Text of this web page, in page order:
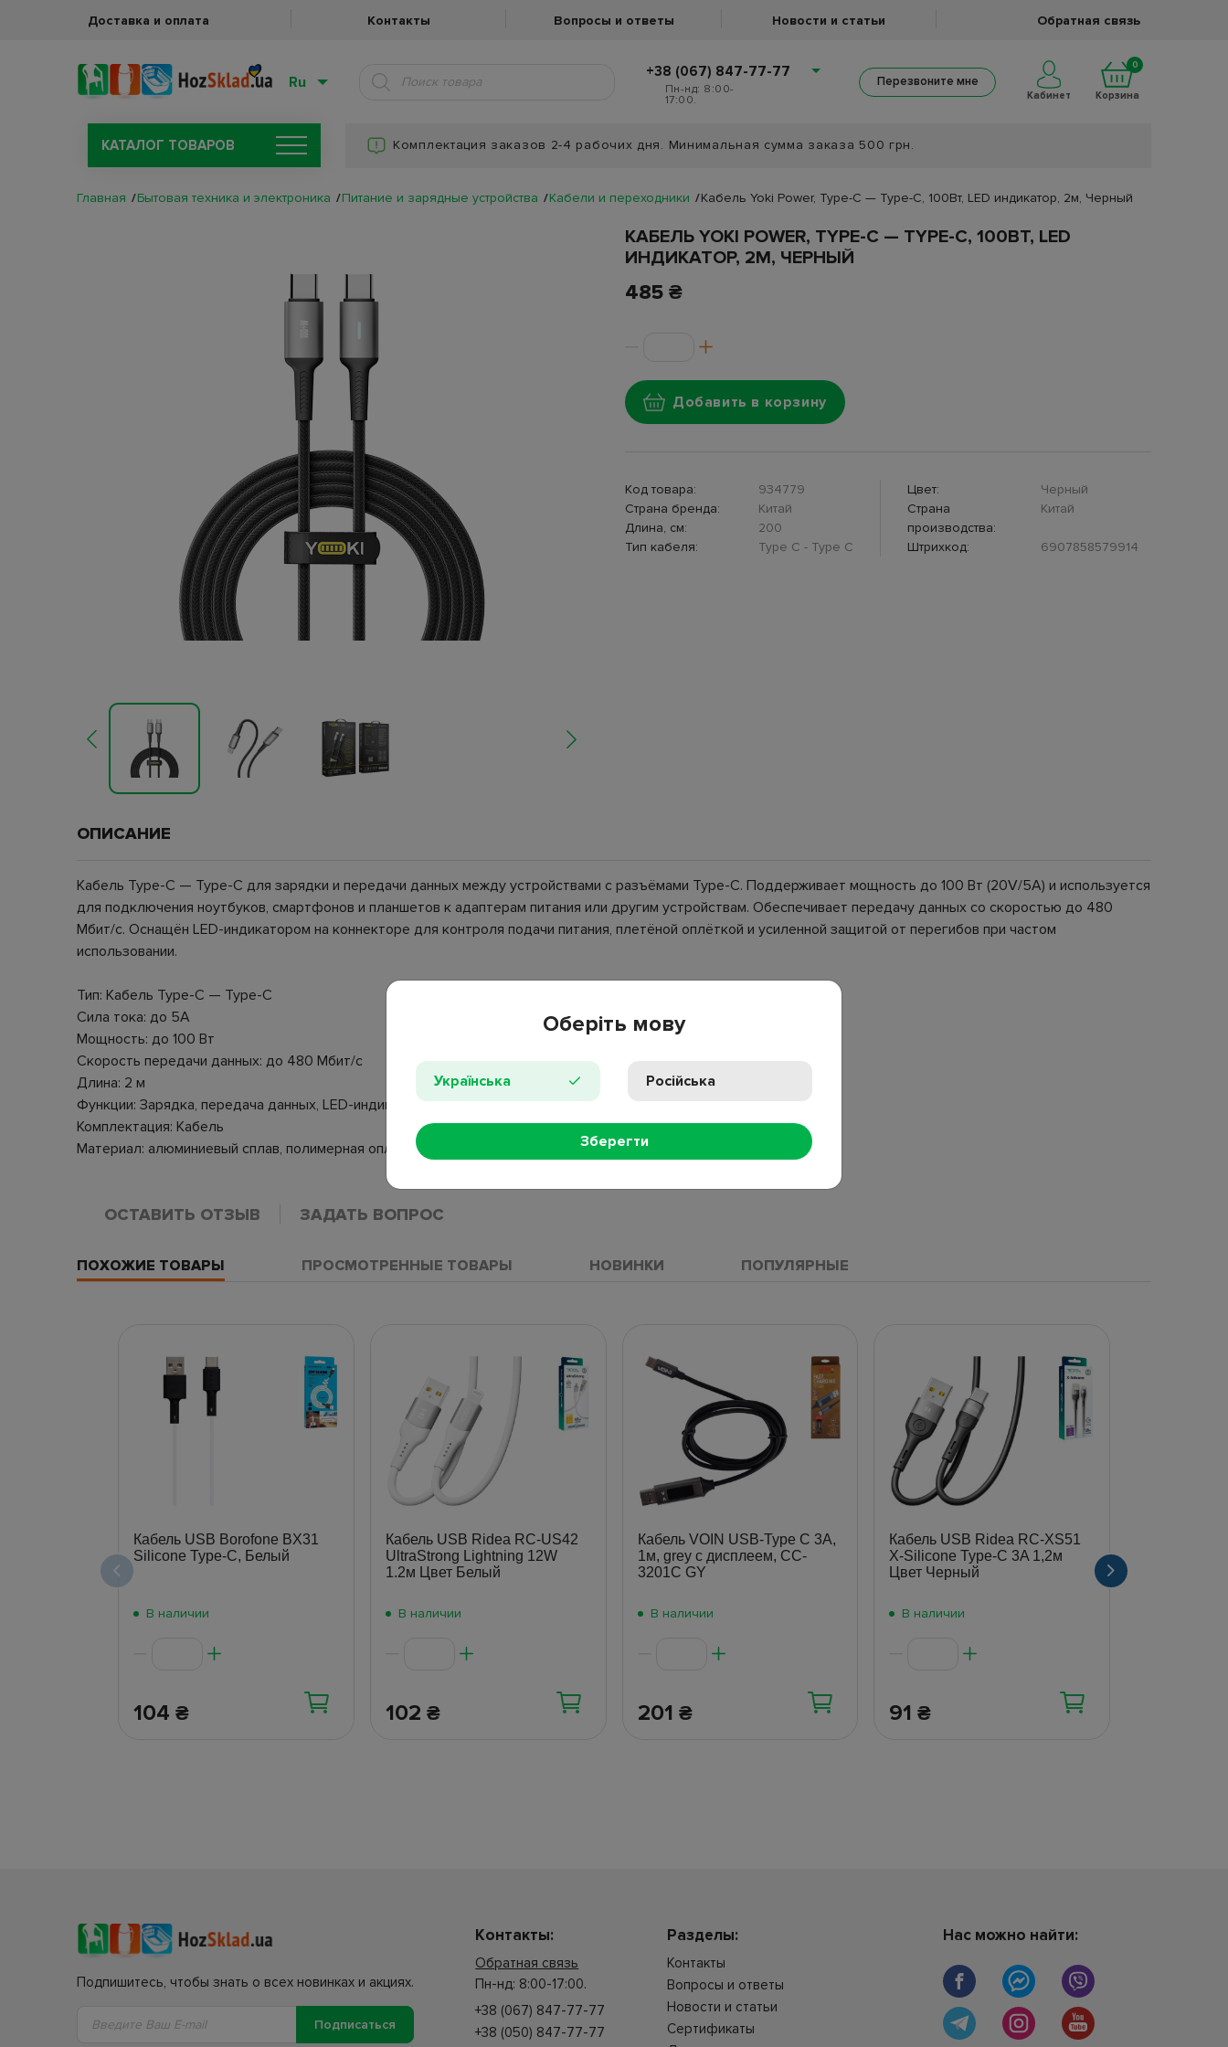
Доставка и оплата Контакты Вопросы и ответы Новости и статьи Обратная связь
Ru
+38 (067) 847-77-77
Пн-нд: 8:00-
17:00.
Перезвоните мне
Кабинет
0
Корзина
КАТАЛОГ ТОВАРОВ Комплектация заказов 2-4 рабочих дня. Минимальная сумма заказа 500 грн.
Главная Бытовая техника и электроника Питание и зарядные устройства Кабели и переходники Кабель Yoki Power, Type-C — Type-C, 100Вт, LED индикатор, 2м, Черный
КАБЕЛЬ YOKI POWER, TYPE-C — TYPE-C, 100ВТ, LED
ИНДИКАТОР, 2М, ЧЕРНЫЙ
485 ₴
Добавить в корзину
Код товара:
934779
Страна бренда:
Китай
Длина, см:
200
Тип кабеля:
Type C - Type C
Цвет:
Черный
Страна
производства:
Китай
Штрихкод: 6907858579914
ОПИСАНИЕ
Кабель Type-C — Type-C для зарядки и передачи данных между устройствами с разъёмами Type-C. Поддерживает мощность до 100 Вт (20V/5A) и используется
для подключения ноутбуков, смартфонов и планшетов к адаптерам питания или другим устройствам. Обеспечивает передачу данных со скоростью до 480
Мбит/с. Оснащён LED-индикатором на коннекторе для контроля подачи питания, плетёной оплёткой и усиленной защитой от перегибов при частом
использовании.
Тип: Кабель Type-C — Type-C
Сила тока: до 5A
Мощность: до 100 Вт
Скорость передачи данных: до 480 Мбит/с
Длина: 2 м
Функции: Зарядка, передача данных, LED-индикация
Комплектация: Кабель
Материал: алюминиевый сплав, полимерная оплётка
ОСТАВИТЬ ОТЗЫВ ЗАДАТЬ ВОПРОС
ПОХОЖИЕ ТОВАРЫ ПРОСМОТРЕННЫЕ ТОВАРЫ НОВИНКИ ПОПУЛЯРНЫЕ
Кабель USB Borofone BX31
Silicone Type-C, Белый
В наличии
104 ₴
Кабель USB Ridea RC-US42
UltraStrong Lightning 12W
1.2м Цвет Белый
В наличии
102 ₴
Кабель VOIN USB-Type C 3А,
1м, grey с дисплеем, CC-
3201C GY
В наличии
201 ₴
Кабель USB Ridea RC-XS51
X-Silicone Type-C 3A 1,2м
Цвет Черный
В наличии
91₴
Оберіть мову
Українська Російська
Зберегти
Подпишитесь, чтобы знать о всех новинках и акциях.
Подписаться
Контакты:
Обратная связь
Пн-нд: 8:00-17:00.
+38 (067) 847-77-77
+38 (050) 847-77-77
Разделы:
Контакты
Вопросы и ответы
Новости и статьи
Сертификаты
Нас можно найти: